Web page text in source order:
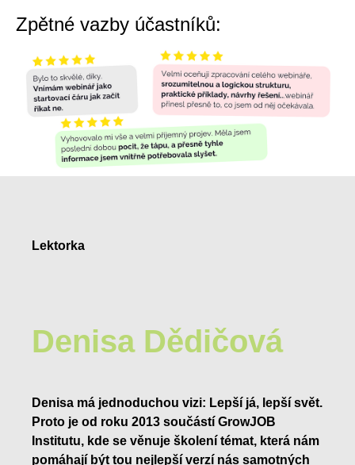
Zpětné vazby účastníků:
Lektorka
Denisa Dědičová
Denisa má jednoduchou vizi: Lepší já, lepší svět.
Proto je od roku 2013 součástí GrowJOB
Institutu, kde se věnuje školení témat, která nám
pomáhají být tou nejlepší verzí nás samotných